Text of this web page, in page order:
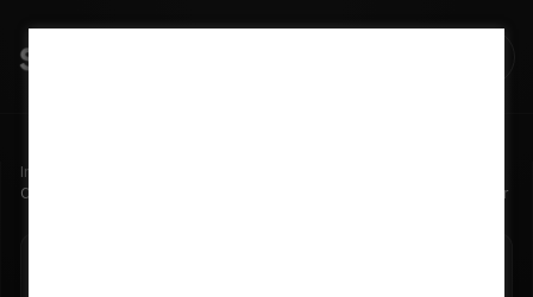
Início
Como um CRM com automação acelera suas vendas de energia solar